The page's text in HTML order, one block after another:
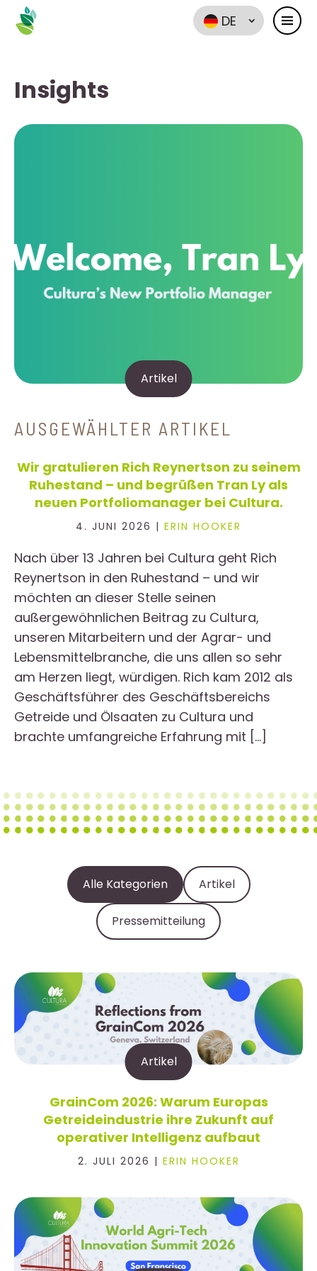
DE
Insights
Artikel
AUSGEWÄHLTER ARTIKEL
Wir gratulieren Rich Reynertson zu seinem
Ruhestand – und begrüßen Tran Ly als
neuen Portfoliomanager bei Cultura.
4. JUNI 2026 | ERIN HOOKER
Nach über 13 Jahren bei Cultura geht Rich
Reynertson in den Ruhestand – und wir
möchten an dieser Stelle seinen
außergewöhnlichen Beitrag zu Cultura,
unseren Mitarbeitern und der Agrar- und
Lebensmittelbranche, die uns allen so sehr
am Herzen liegt, würdigen. Rich kam 2012 als
Geschäftsführer des Geschäftsbereichs
Getreide und Ölsaaten zu Cultura und
brachte umfangreiche Erfahrung mit […]
Alle Kategorien Artikel
Pressemitteilung
Artikel
GrainCom 2026: Warum Europas
Getreideindustrie ihre Zukunft auf
operativer Intelligenz aufbaut
2. JULI 2026 | ERIN HOOKER